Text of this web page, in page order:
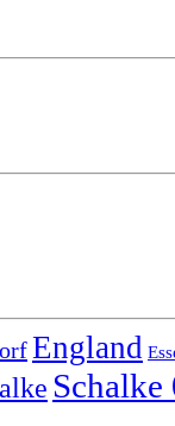
England
Schalke